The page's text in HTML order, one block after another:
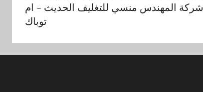
شركة المهندس منسي للتغليف الحديث – ام
توباك